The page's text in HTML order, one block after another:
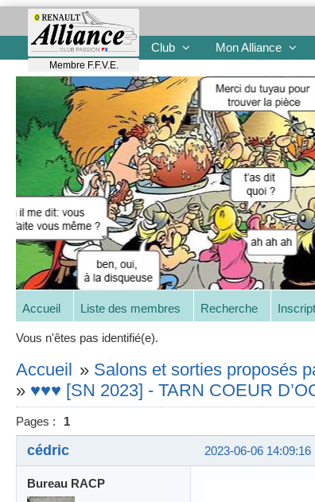
Membre F.F.V.E.
Club Mon Alliance
Accueil Liste des membres Recherche
Vous n'êtes pas identifié(e).
Accueil » Salons et sorties proposés
» ♥♥♥ [SN 2023] - TARN COEUR
Pages : 1
2023-06-06 14:09:16
cédric
Bureau RACP